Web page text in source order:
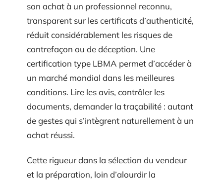
son achat à un professionnel reconnu,
transparent sur les certificats d’authenticité,
réduit considérablement les risques de
contrefaçon ou de déception. Une
certification type LBMA permet d’accéder à
un marché mondial dans les meilleures
conditions. Lire les avis, contrôler les
documents, demander la traçabilité : autant
de gestes qui s’intègrent naturellement à un
achat réussi.
Cette rigueur dans la sélection du vendeur
et la préparation, loin d’alourdir la